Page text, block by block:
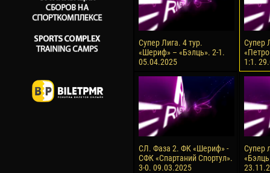
Супер Лига. 4 тур.
«Шериф» – «Бэлць». 2-1.
05.04.2025
Супер
1:1.
СЛ. Фаза 2. ФК «Шериф» -
СФК «Спартаний Спортул».
3-0. 09.03.2025
Супер